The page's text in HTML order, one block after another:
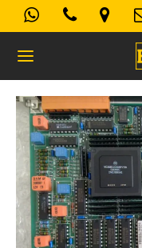
Geri
AYDINLATMA METNI
Koşulları